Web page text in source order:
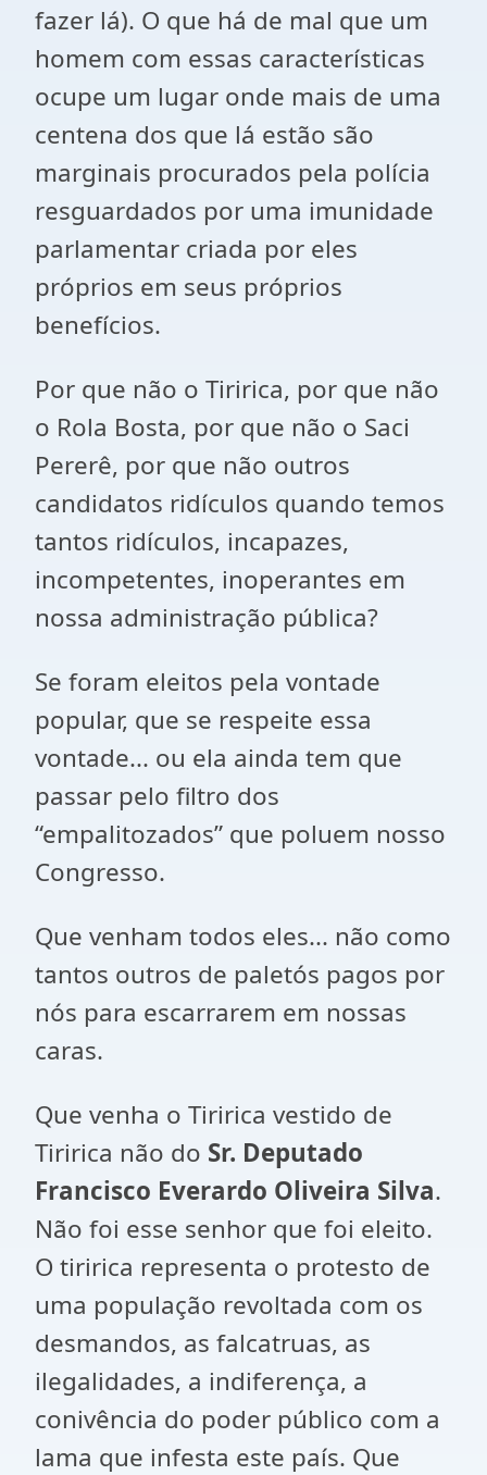
fazer lá). O que há de mal que um
homem com essas características
ocupe um lugar onde mais de uma
centena dos que lá estão são
marginais procurados pela polícia
resguardados por uma imunidade
parlamentar criada por eles
próprios em seus próprios
benefícios.
Por que não o Tiririca, por que não
o Rola Bosta, por que não o Saci
Pererê, por que não outros
candidatos ridículos quando temos
tantos ridículos, incapazes,
incompetentes, inoperantes em
nossa administração pública?
Se foram eleitos pela vontade
popular, que se respeite essa
vontade... ou ela ainda tem que
passar pelo filtro dos
“empalitozados” que poluem nosso
Congresso.
Que venham todos eles... não como
tantos outros de paletós pagos por
nós para escarrarem em nossas
caras.
Que venha o Tiririca vestido de
Tiririca não do Sr. Deputado
Francisco Everardo Oliveira Silva.
Não foi esse senhor que foi eleito.
O tiririca representa o protesto de
uma população revoltada com os
desmandos, as falcatruas, as
ilegalidades, a indiferença, a
conivência do poder público com a
lama que infesta este país. Que